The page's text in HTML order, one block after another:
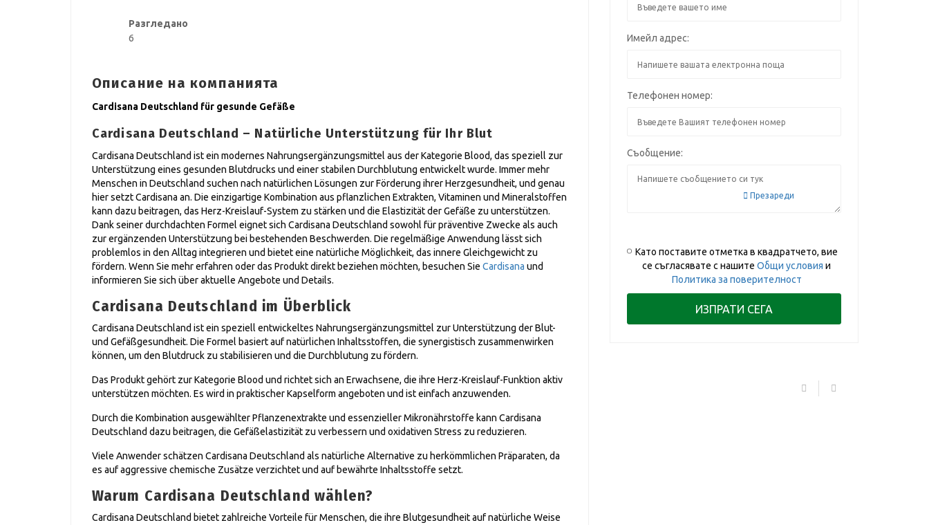
Разгледано
6
Описание на компанията
Cardisana Deutschland für gesunde Gefäße
Cardisana Deutschland – Natürliche Unterstützung für Ihr Blut
Cardisana Deutschland ist ein modernes Nahrungsergänzungsmittel aus der Kategorie Blood, das speziell zur
Unterstützung eines gesunden Blutdrucks und einer stabilen Durchblutung entwickelt wurde. Immer mehr
Menschen in Deutschland suchen nach natürlichen Lösungen zur Förderung ihrer Herzgesundheit, und genau
hier setzt Cardisana an. Die einzigartige Kombination aus pflanzlichen Extrakten, Vitaminen und Mineralstoffen
kann dazu beitragen, das Herz-Kreislauf-System zu stärken und die Elastizität der Gefäße zu unterstützen.
Dank seiner durchdachten Formel eignet sich Cardisana Deutschland sowohl für präventive Zwecke als auch
zur ergänzenden Unterstützung bei bestehenden Beschwerden. Die regelmäßige Anwendung lässt sich
problemlos in den Alltag integrieren und bietet eine natürliche Möglichkeit, das innere Gleichgewicht zu
fördern. Wenn Sie mehr erfahren oder das Produkt direkt beziehen möchten, besuchen Sie Cardisana und
informieren Sie sich über aktuelle Angebote und Details.
Cardisana Deutschland im Überblick
Cardisana Deutschland ist ein speziell entwickeltes Nahrungsergänzungsmittel zur Unterstützung der Blut-
und Gefäßgesundheit. Die Formel basiert auf natürlichen Inhaltsstoffen, die synergistisch zusammenwirken
können, um den Blutdruck zu stabilisieren und die Durchblutung zu fördern.
Das Produkt gehört zur Kategorie Blood und richtet sich an Erwachsene, die ihre Herz-Kreislauf-Funktion aktiv
unterstützen möchten. Es wird in praktischer Kapselform angeboten und ist einfach anzuwenden.
Durch die Kombination ausgewählter Pflanzenextrakte und essenzieller Mikronährstoffe kann Cardisana
Deutschland dazu beitragen, die Gefäßelastizität zu verbessern und oxidativen Stress zu reduzieren.
Viele Anwender schätzen Cardisana Deutschland als natürliche Alternative zu herkömmlichen Präparaten, da
es auf aggressive chemische Zusätze verzichtet und auf bewährte Inhaltsstoffe setzt.
Warum Cardisana Deutschland wählen?
Cardisana Deutschland bietet zahlreiche Vorteile für Menschen, die ihre Blutgesundheit auf natürliche Weise
Имейл адрес:
Телефонен номер:
Съобщение:
Презареди
Като поставите отметка в квадратчето, вие
се съгласявате с нашитеОбщи условия и
Политика за поверителност